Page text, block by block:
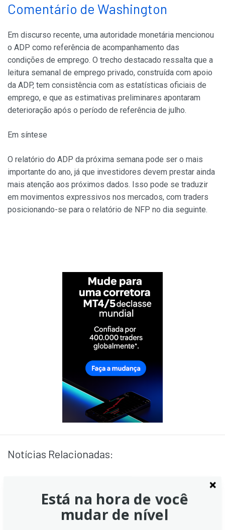
Comentário de Washington
Em discurso recente, uma autoridade monetária mencionou
o ADP como referência de acompanhamento das
condições de emprego. O trecho destacado ressalta que a
leitura semanal de emprego privado, construída com apoio
da ADP, tem consistência com as estatísticas oficiais de
emprego, e que as estimativas preliminares apontaram
deterioração após o período de referência de julho.
Em síntese
O relatório do ADP da próxima semana pode ser o mais
importante do ano, já que investidores devem prestar ainda
mais atenção aos próximos dados. Isso pode se traduzir
em movimentos expressivos nos mercados, com traders
posicionando-se para o relatório de NFP no dia seguinte.
Notícias Relacionadas:
Mudança média de empregos
do ADP em 4 semanas: +4,75 mil
Está na hora de você
mudar de nível